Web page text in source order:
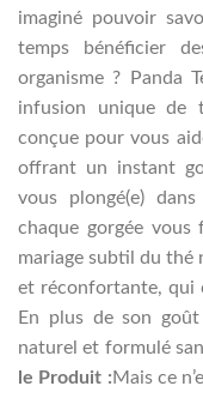
imaginé pouvoir
temps bénéficier
organisme ? Panda
infusion unique de
conçue pour vous
offrant un instant
vous plongé(e)
chaque gorgée
mariage subtil du thé
et réconfortante, qui
En plus de son
naturel et formulé
le Produit : Mais ce